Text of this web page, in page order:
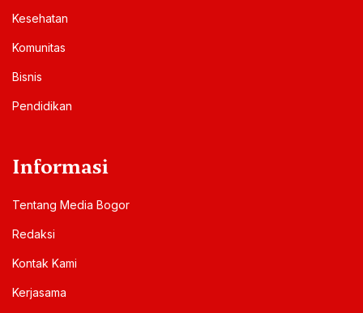
Kesehatan
Komunitas
Bisnis
Pendidikan
Informasi
Tentang Media Bogor
Redaksi
Kontak Kami
Kerjasama